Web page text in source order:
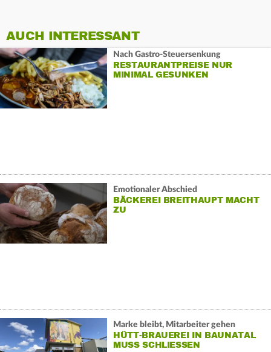
AUCH INTERESSANT
Nach Gastro-Steuersenkung
RESTAURANTPREISE NUR
MINIMAL GESUNKEN
Emotionaler Abschied
BÄCKEREI BREITHAUPT MACHT
ZU
Marke bleibt, Mitarbeiter gehen
HÜTT-BRAUEREI IN BAUNATAL
MUSS SCHLIESSEN